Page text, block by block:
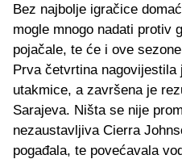
Bez najbolje igračice
mogle mnogo nadati protiv
pojačale, te će i ove
Prva četvrtina nagovijestila
utakmice, a završena je
Sarajeva. Ništa se nije
nezaustavljiva Cierra
pogađala, te povećavala